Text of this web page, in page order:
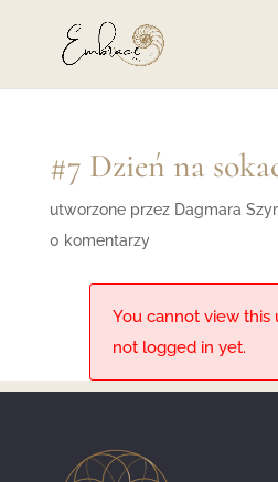
#7 Dzień na
utworzone przez Dagmara
0 komentarzy
You cannot view this
not logged in yet.